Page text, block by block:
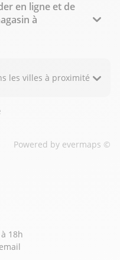
en ligne et de
à
les villes à proximité
Powered by evermaps ©
18h